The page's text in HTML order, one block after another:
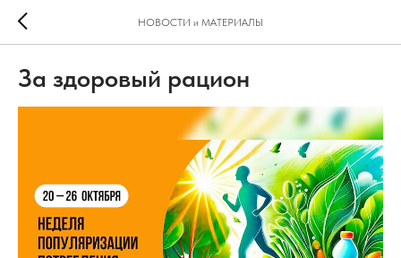
НОВОСТИ и МАТЕРИАЛЫ
За здоровый рацион